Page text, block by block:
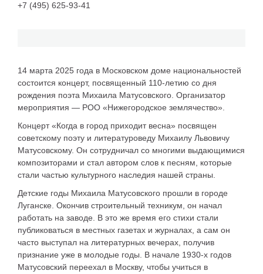
+7 (495) 625-93-41
14 марта 2025 года в Московском доме национальностей
состоится концерт, посвященный 110-летию со дня
рождения поэта Михаила Матусовского. Организатор
мероприятия — РОО «Нижегородское землячество».
Концерт «Когда в город приходит весна» посвящен
советскому поэту и литературоведу Михаилу Львовичу
Матусовскому. Он сотрудничал со многими выдающимися
композиторами и стал автором слов к песням, которые
стали частью культурного наследия нашей страны.
Детские годы Михаила Матусовского прошли в городе
Луганске. Окончив строительный техникум, он начал
работать на заводе. В это же время его стихи стали
публиковаться в местных газетах и журналах, а сам он
часто выступал на литературных вечерах, получив
признание уже в молодые годы. В начале 1930-х годов
Матусовский переехал в Москву, чтобы учиться в